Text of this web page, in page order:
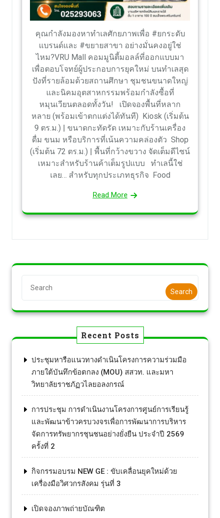
คุณกำลังมองหาทำเลศักยภาพเพื่อ #ยกระดับ
แบรนด์และ #ขยายสาขา อย่างมั่นคงอยู่ใช่
ไหม?​VRU Mall คอมมูนิตี้มอลล์ที่ออกแบบมา
เพื่อตอบโจทย์ผู้ประกอบการยุคใหม่ บนทำเลสุด
ปังที่รายล้อมด้วยสถานศึกษา ชุมชนขนาดใหญ่
และนิคมอุตสาหกรรมพร้อมกำลังซื้อที่
หมุนเวียนตลอดทั้งวัน! ​ เปิดจองพื้นที่หลาก
หลาย (พร้อมเข้าตกแต่งได้ทันที) ​ Kiosk (เริ่มต้น
9 ตร.ม.) | ขนาดกะทัดรัด เหมาะกับร้านเครื่อง
ดื่ม ขนม หรือบริการที่เน้นความคล่องตัว ​ Shop
(เริ่มต้น 72 ตร.ม.) | พื้นที่กว้างขวาง จัดเต็มดีไซน์
เหมาะสำหรับร้านค้าเต็มรูปแบบ ​ ทำเลนี้ใช่
เลย… สำหรับทุกประเภทธุรกิจ​ Food
Read More
Search
Recent Posts
ประชุมหารือแนวทางดำเนินโครงการความร่วมมือ
ภายใต้บันทึกข้อตกลง (MOU) สสวท. และมหา
วิทยาลัยราชภัฏวไลยอลงกรณ์
การประชุม การดำเนินงานโครงการศูนย์การเรียนรู้
และพัฒนาข้าวครบวงจรเพื่อการพัฒนาการบริหาร
จัดการทรัพยากรชุนชนอย่างยั่งยืน ประจำปี 2569
ครั้งที่ 2
กิจกรรมอบรม NEW GE : ขับเคลื่อนยุคใหม่ด้วย
เครื่องมือวิศวกรสังคม รุ่นที่ 3
เปิดจองภาพถ่ายบัณฑิต